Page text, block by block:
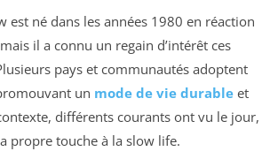
est né dans les années 1980 en réaction
il a connu un regain d’intérêt ces
pays et communautés adoptent
un mode de vie durable et
différents courants ont vu le jour,
propre touche à la slow life.